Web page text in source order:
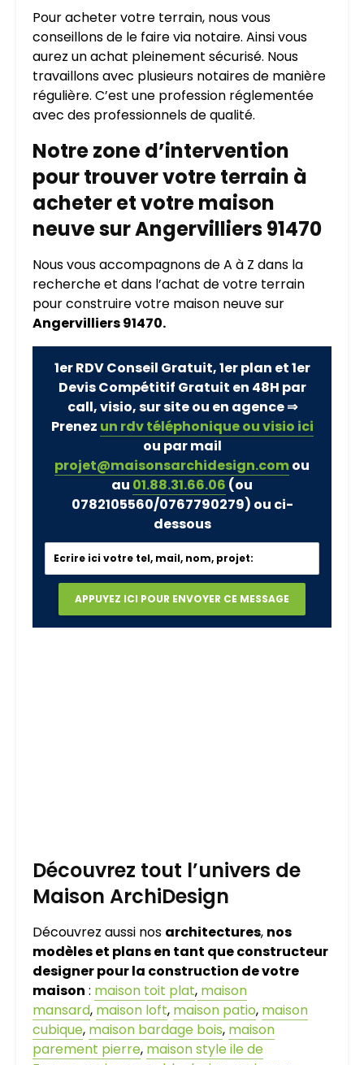
Pour acheter votre terrain, nous vous
conseillons de le faire via notaire. Ainsi vous
aurez un achat pleinement sécurisé. Nous
travaillons avec plusieurs notaires de manière
régulière. C’est une profession réglementée
avec des professionnels de qualité.
Notre zone d’intervention
pour trouver votre terrain à
acheter et votre maison
neuve sur Angervilliers 91470
Nous vous accompagnons de A à Z dans la
recherche et dans l’achat de votre terrain
pour construire votre maison neuve sur
Angervilliers 91470.
1er RDV Conseil Gratuit, 1er plan et 1er
Devis Compétitif Gratuit en 48H par
call, visio, sur site ou en agence ⇒
Prenez un rdv téléphonique ou visio ici
ou par mail
projet@maisonsarchidesign.comou
au 01.88.31.66.06 (ou
0782105560/0767790279) ou ci-
dessous
Découvrez tout l’univers de
Maison ArchiDesign
Découvrez aussi nos architectures, nos
modèles et plans en tant que constructeur
designer pour la construction de votre
maison : maison toit plat, maison
mansard, maison loft, maison patio, maison
cubique, maison bardage bois, maison
parement pierre, maison style ile de